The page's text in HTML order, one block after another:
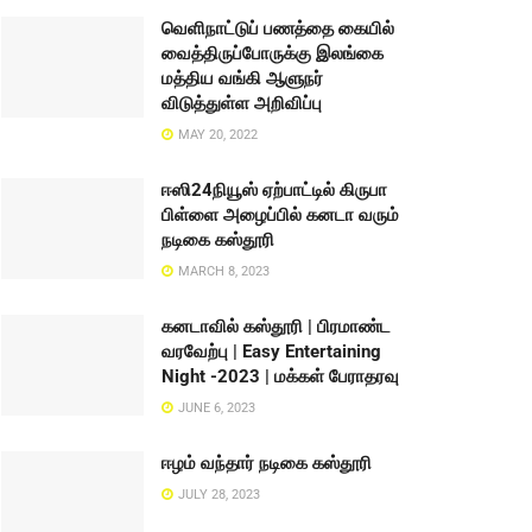
வெளிநாட்டுப் பணத்தை கையில்
வைத்திருப்போருக்கு இலங்கை
மத்திய வங்கி ஆளுநர்
விடுத்துள்ள அறிவிப்பு
MAY 20, 2022
ஈஸி24நியூஸ் ஏற்பாட்டில் கிருபா
பிள்ளை அழைப்பில் கனடா வரும்
நடிகை கஸ்தூரி
MARCH 8, 2023
கனடாவில் கஸ்தூரி | பிரமாண்ட
வரவேற்பு | Easy Entertaining
Night -2023 | மக்கள் பேராதரவு
JUNE 6, 2023
ஈழம் வந்தார் நடிகை கஸ்தூரி
JULY 28, 2023